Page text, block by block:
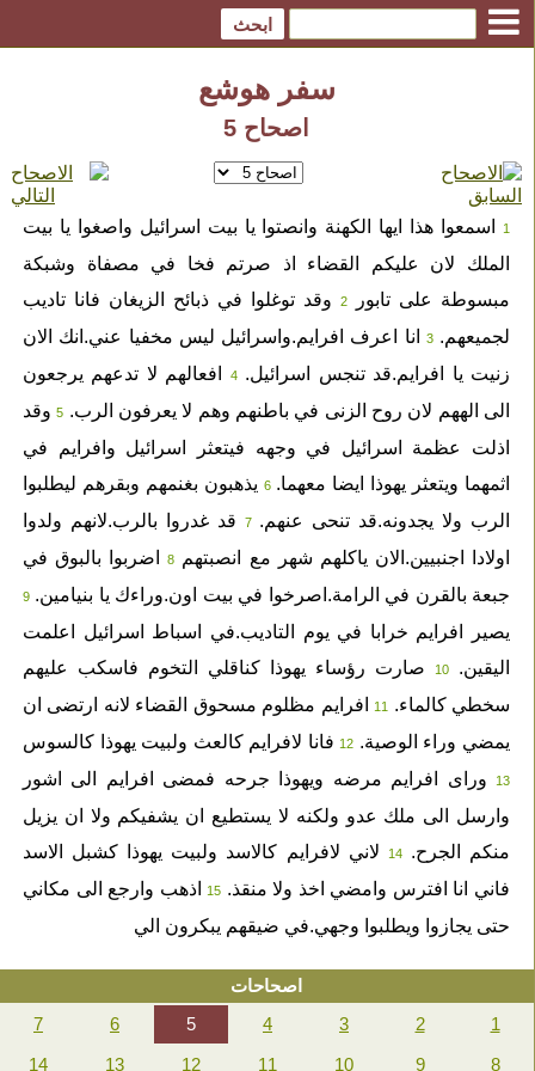
سفر هوشع
اصحاح 5
1اسمعوا هذا ايها الكهنة وانصتوا يا بيت اسرائيل واصغوا يا بيت
الملك لان عليكم القضاء اذ صرتم فخا في مصفاة وشبكة
مبسوطة على تابور
2وقد توغلوا في ذبائح الزيغان فانا تاديب
لجميعهم. 3انا اعرف افرايم.واسرائيل ليس مخفيا عني.انك الان
زنيت يا افرايم.قد تنجس اسرائيل. 4افعالهم لا تدعهم يرجعون
الى الههم لان روح الزنى في باطنهم وهم لا يعرفون الرب. 5وقد
اذلت عظمة اسرائيل في وجهه فيتعثر اسرائيل وافرايم في
اثمهما ويتعثر يهوذا ايضا معهما. 6يذهبون بغنمهم وبقرهم ليطلبوا
الرب ولا يجدونه.قد تنحى عنهم. 7قد غدروا بالرب.لانهم ولدوا
اولادا اجنبيين.الان ياكلهم شهر مع انصبتهم
8اضربوا بالبوق في
جبعة بالقرن في الرامة.اصرخوا في بيت اون.وراءك يا بنيامين. 9
يصير افرايم خرابا في يوم التاديب.في اسباط اسرائيل اعلمت
اليقين.
10صارت رؤساء يهوذا كناقلي التخوم فاسكب عليهم
سخطي كالماء.
11افرايم مظلوم مسحوق القضاء لانه ارتضى ان
يمضي وراء الوصية. 12فانا لافرايم كالعث ولبيت يهوذا كالسوس
13وراى افرايم مرضه ويهوذا جرحه فمضى افرايم الى اشور
وارسل الى ملك عدو ولكنه لا يستطيع ان يشفيكم ولا ان يزيل
منكم الجرح.
14لاني لافرايم كالاسد ولبيت يهوذا كشبل الاسد
فاني انا افترس وامضي اخذ ولا منقذ. 15اذهب وارجع الى مكاني
حتى يجازوا ويطلبوا وجهي.في ضيقهم يبكرون الي
اصحاحات
1
2
3
4
5
6
7
8
9
10
11
12
13
14